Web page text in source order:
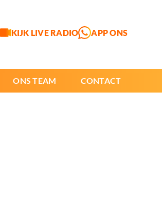
KIJK LIVE RADIO APP ONS
ONS TEAM CONTACT